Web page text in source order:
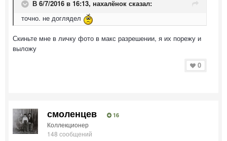
В 6/7/2016 в 16:13, нахалёнок сказал:
точно. не доглядел
Скиньте мне в личку фото в макс разрешении, я их порежу и
выложу
0
смоленцев 16
Коллекционер
148 сообщений